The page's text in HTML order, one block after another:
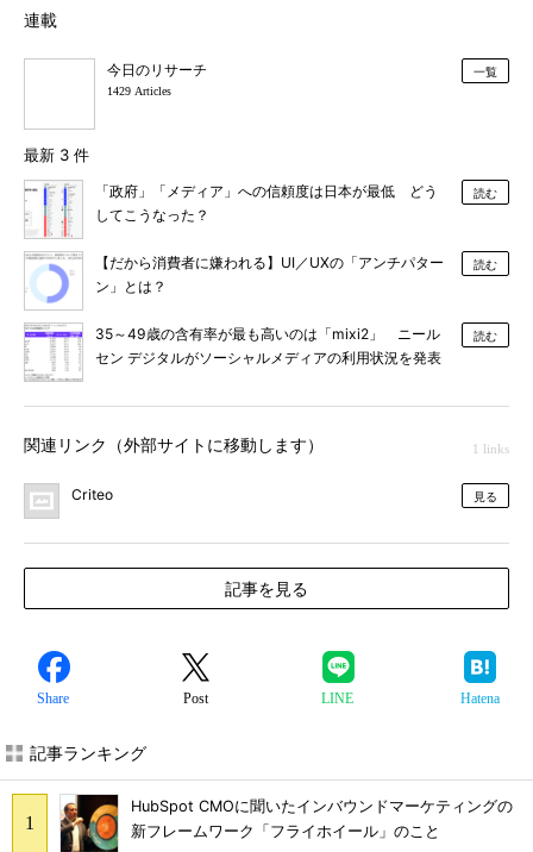
連載
今日のリサーチ
1429 Articles
一覧
最新 3 件
「政府」「メディア」への信頼度は日本が最低 どう
してこうなった？
読む
【だから消費者に嫌われる】UI／UXの「アンチパター
ン」とは？
読む
35～49歳の含有率が最も高いのは「mixi2」 ニール
セン デジタルがソーシャルメディアの利用状況を発表
読む
関連リンク（外部サイトに移動します） 1 links
Criteo 見る
記事を見る
Share Post LINE Hatena
記事ランキング
HubSpot CMOに聞いたインバウンドマーケティングの
新フレームワーク「フライホイール」のこと